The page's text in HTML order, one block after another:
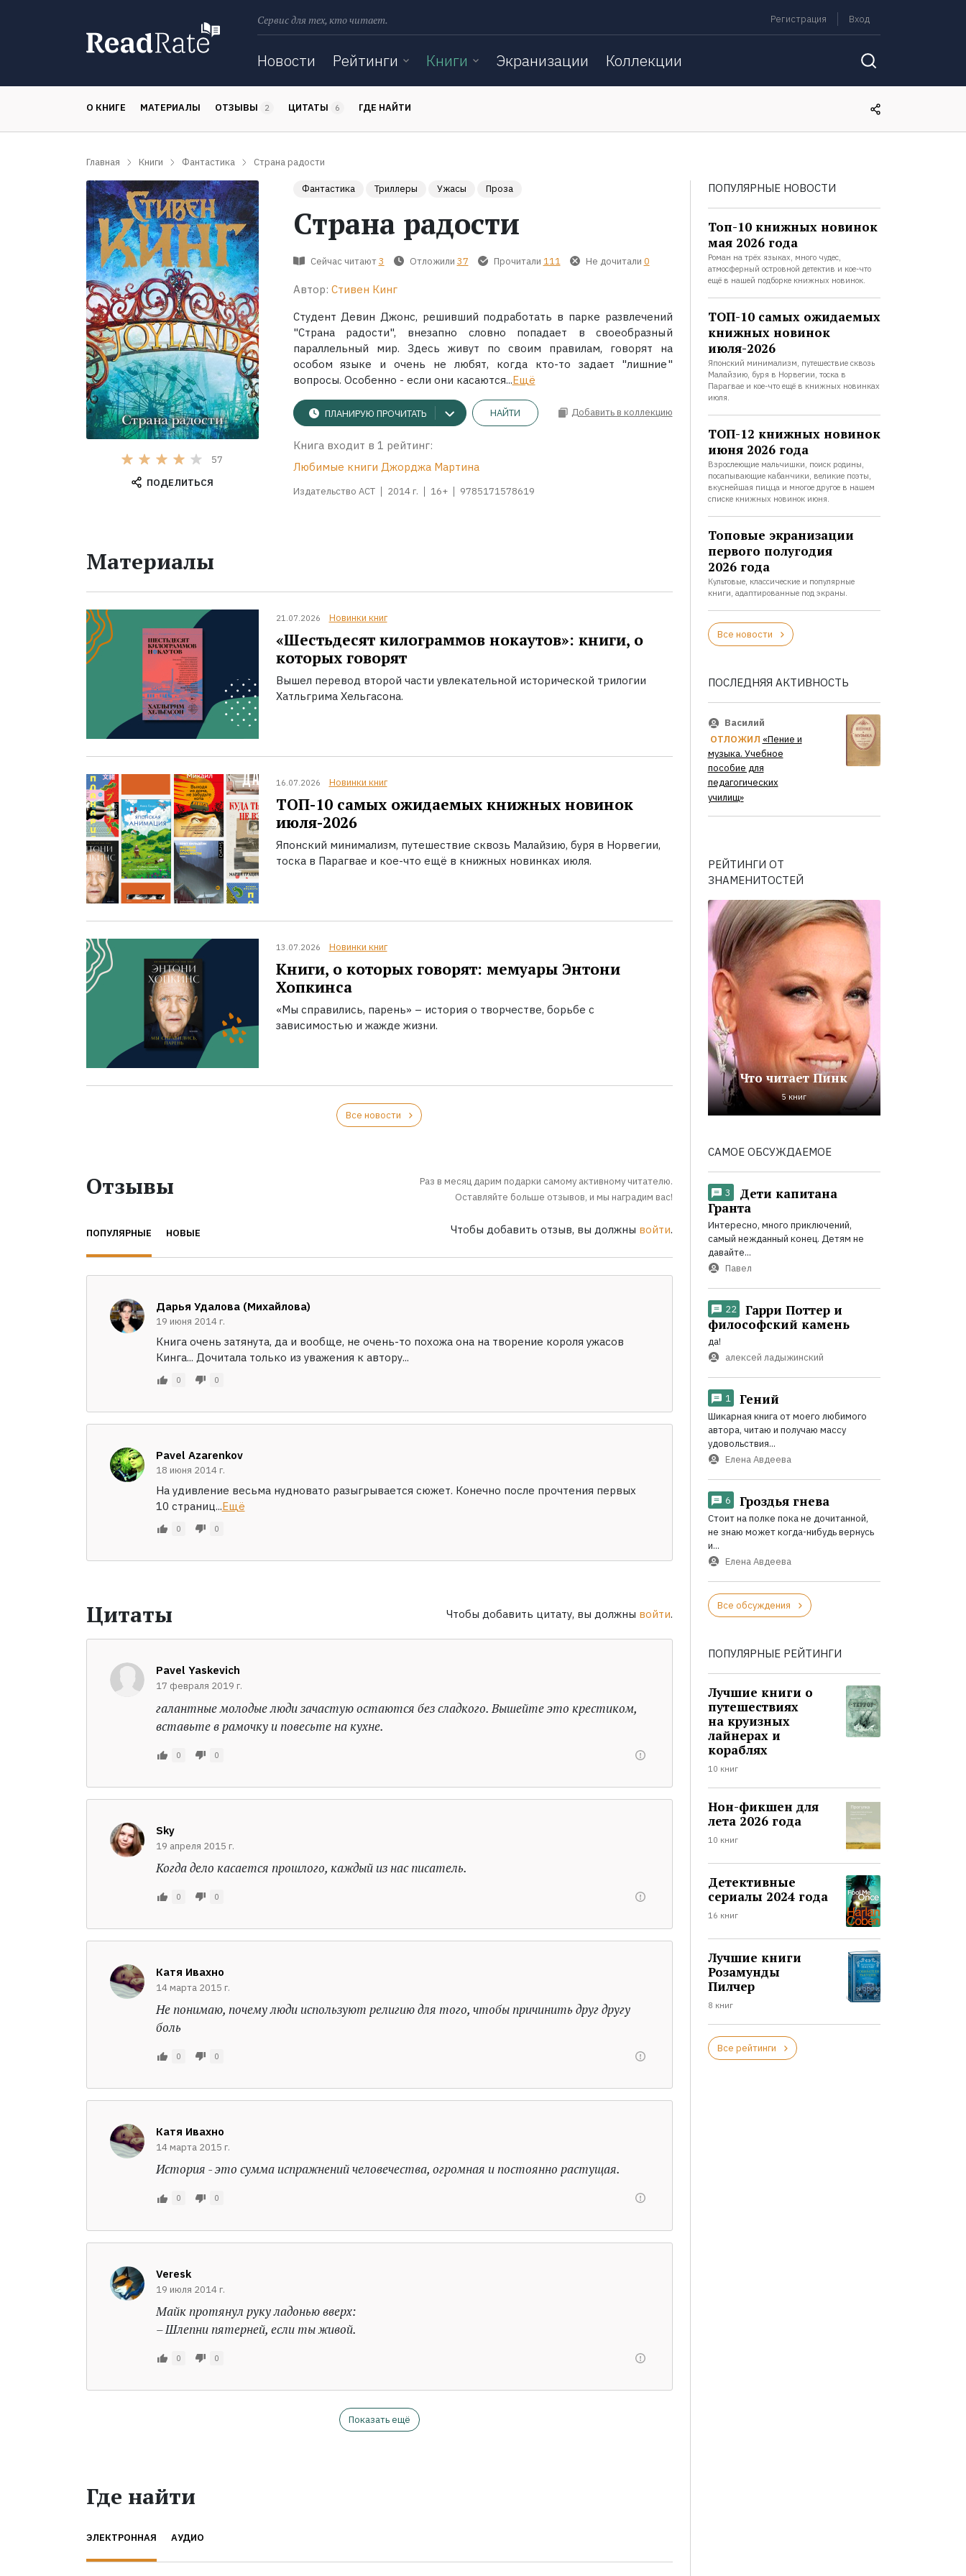
Сервис для тех, кто читает. Регистрация Вход
Новости Рейтинги Книги Экранизации Коллекции
О КНИГЕ МАТЕРИАЛЫ ОТЗЫВЫ 2 ЦИТАТЫ 6 ГДЕ НАЙТИ
Главная Книги Фантастика Страна радости
57
ПОДЕЛИТЬСЯ
Фантастика Триллеры Ужасы Проза
Страна радости
Сейчас читают 3 Отложили 37 Прочитали 111 Не дочитали 0
Автор: Стивен Кинг
Студент Девин Джонс, решивший подработать в парке развлечений
"Страна радости", внезапно словно попадает в своеобразный
параллельный мир. Здесь живут по своим правилам, говорят на
особом языке и очень не любят, когда кто-то задает "лишние"
вопросы. Особенно - если они касаются...Ещё
ПЛАНИРУЮ ПРОЧИТАТЬ НАЙТИ Добавить в коллекцию
Книга входит в 1 рейтинг:
Любимые книги Джорджа Мартина
Издательство АСТ 2014 г. 16+ 9785171578619
Материалы
21.07.2026 Новинки книг
«Шестьдесят килограммов нокаутов»: книги, о
которых говорят
Вышел перевод второй части увлекательной исторической трилогии
Хатльгрима Хельгасона.
16.07.2026 Новинки книг
ТОП-10 самых ожидаемых книжных новинок
июля-2026
Японский минимализм, путешествие сквозь Малайзию, буря в Норвегии,
тоска в Парагвае и кое-что ещё в книжных новинках июля.
13.07.2026 Новинки книг
Книги, о которых говорят: мемуары Энтони
Хопкинса
«Мы справились, парень» – история о творчестве, борьбе с
зависимостью и жажде жизни.
Все новости
Отзывы
Раз в месяц дарим подарки самому активному читателю.
Оставляйте больше отзывов, и мы наградим вас!
Чтобы добавить отзыв, вы должны войти.
ПОПУЛЯРНЫЕ НОВЫЕ
Дарья Удалова (Михайлова)
19 июня 2014 г.
Книга очень затянута, да и вообще, не очень-то похожа она на творение короля ужасов
Кинга... Дочитала только из уважения к автору...
0 0
Pavel Azarenkov
18 июня 2014 г.
На удивление весьма нудновато разыгрывается сюжет. Конечно после прочтения первых
10 страниц...Ещё
0 0
Цитаты Чтобы добавить цитату, вы должны войти.
Pavel Yaskevich
17 февраля 2019 г.
галантные молодые люди зачастую остаются без сладкого. Вышейте это крестиком,
вставьте в рамочку и повесьте на кухне.
0 0
Sky
19 апреля 2015 г.
Когда дело касается прошлого, каждый из нас писатель.
0 0
Катя Ивахно
14 марта 2015 г.
Не понимаю, почему люди используют религию для того, чтобы причинить друг другу
боль
0 0
Катя Ивахно
14 марта 2015 г.
История - это сумма испражнений человечества, огромная и постоянно растущая.
0 0
Veresk
19 июля 2014 г.
Майк протянул руку ладонью вверх:
– Шлепни пятерней, если ты живой.
0 0
Показать ещё
Где найти
ЭЛЕКТРОННАЯ АУДИО
ПОПУЛЯРНЫЕ НОВОСТИ
Топ-10 книжных новинок
мая 2026 года
Роман на трёх языках, много чудес,
атмосферный островной детектив и кое-что
ещё в нашей подборке книжных новинок.
ТОП-10 самых ожидаемых
книжных новинок
июля-2026
Японский минимализм, путешествие сквозь
Малайзию, буря в Норвегии, тоска в
Парагвае и кое-что ещё в книжных новинках
июля.
ТОП-12 книжных новинок
июня 2026 года
Взрослеющие мальчишки, поиск родины,
посапывающие кабанчики, великие поэты,
вкуснейшая пицца и многое другое в нашем
списке книжных новинок июня.
Топовые экранизации
первого полугодия
2026 года
Культовые, классические и популярные
книги, адаптированные под экраны.
Все новости
ПОСЛЕДНЯЯ АКТИВНОСТЬ
Василий
ОТЛОЖИЛ «Пение и
музыка. Учебное
пособие для
педагогических
училищ»
РЕЙТИНГИ ОТ
ЗНАМЕНИТОСТЕЙ
Что читает Пинк
5 книг
САМОЕ ОБСУЖДАЕМОЕ
3
Дети капитана
Гранта
Интересно, много приключений,
самый нежданный конец. Детям не
давайте...
Павел
22
Гарри Поттер и
философский камень
да!
алексей ладыжинский
1 Гений
Шикарная книга от моего любимого
автора, читаю и получаю массу
удовольствия...
Елена Авдеева
6 Гроздья гнева
Стоит на полке пока не дочитанной,
не знаю может когда-нибудь вернусь
и...
Елена Авдеева
Все обсуждения
ПОПУЛЯРНЫЕ РЕЙТИНГИ
Лучшие книги о
путешествиях
на круизных
лайнерах и
кораблях
10 книг
Нон-фикшен для
лета 2026 года
10 книг
Детективные
сериалы 2024 года
16 книг
Лучшие книги
Розамунды
Пилчер
8 книг
Все рейтинги